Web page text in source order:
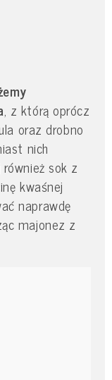
, z którą oprócz
oraz drobno
nich
sok z
kwaśnej
naprawdę
majonez z